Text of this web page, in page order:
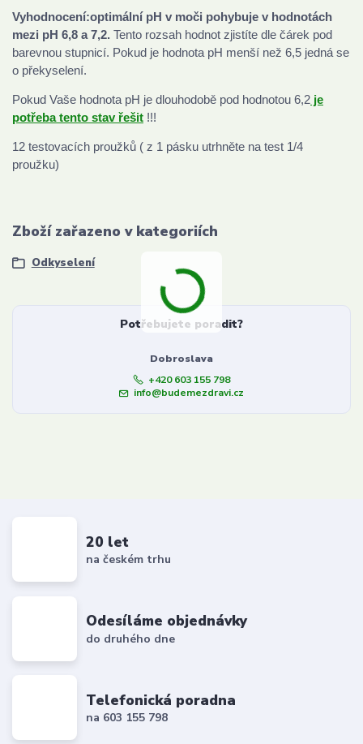
Vyhodnocení:optimální pH v moči pohybuje v hodnotách
mezi pH 6,8 a 7,2. Tento rozsah hodnot zjistíte dle čárek pod
barevnou stupnicí. Pokud je hodnota pH menší než 6,5 jedná se
o překyselení.
Pokud Vaše hodnota pH je dlouhodobě pod hodnotou 6,2 je
potřeba tento stav řešit !!!
12 testovacích proužků ( z 1 pásku utrhněte na test 1/4
proužku)
Zboží zařazeno v kategoriích
Odkyselení
Potřebujete poradit?
Dobroslava
+420 603 155 798
info@budemezdravi.cz
20 let
na českém trhu
Odesíláme objednávky
do druhého dne
Telefonická poradna
na 603 155 798